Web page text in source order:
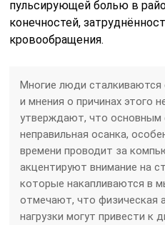
пульсирующей болью в
конечностей,
кровообращения.
Многие люди
и мнения о причинах этого
утверждают, что основным
неправильная осанка,
времени проводит за
акцентируют внимание на
которые накапливаются в
отмечают, что физическая
нагрузки могут привести к